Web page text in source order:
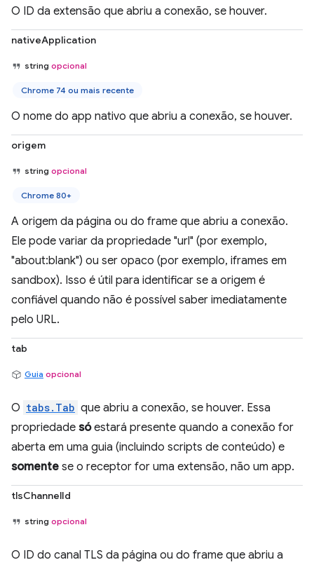
O ID da extensão que abriu a conexão, se houver.
nativeApplication
string opcional
Chrome 74 ou mais recente
O nome do app nativo que abriu a conexão, se houver.
origem
string opcional
Chrome 80+
A origem da página ou do frame que abriu a conexão.
Ele pode variar da propriedade "url" (por exemplo,
"about:blank") ou ser opaco (por exemplo, iframes em
sandbox). Isso é útil para identificar se a origem é
confiável quando não é possível saber imediatamente
pelo URL.
tab
Guia opcional
O tabs.Tab que abriu a conexão, se houver. Essa
propriedade sóestará presente quando a conexão for
aberta em uma guia (incluindo scripts de conteúdo) e
somente se o receptor for uma extensão, não um app.
tlsChannelId
string opcional
O ID do canal TLS da página ou do frame que abriu a